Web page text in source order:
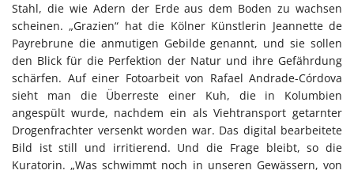
Stahl, die wie Adern der Erde aus dem Boden zu wachsen
scheinen. „Grazien“ hat die Kölner Künstlerin Jeannette de
Payrebrune die anmutigen Gebilde genannt, und sie sollen
den Blick für die Perfektion der Natur und ihre Gefährdung
schärfen. Auf einer Fotoarbeit von Rafael Andrade-Córdova
sieht man die Überreste einer Kuh, die in Kolumbien
angespült wurde, nachdem ein als Viehtransport getarnter
Drogenfrachter versenkt worden war. Das digital bearbeitete
Bild ist still und irritierend. Und die Frage bleibt, so die
Kuratorin. „Was schwimmt noch in unseren Gewässern, von